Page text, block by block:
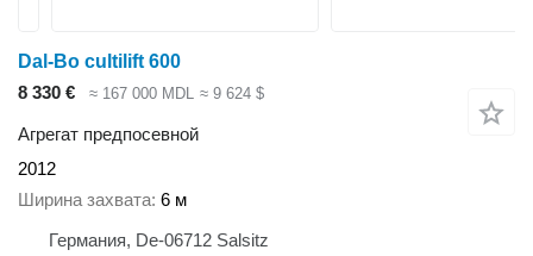
Dal-Bo cultilift 600
8 330 €
≈ 167 000 MDL ≈ 9 624 $
Агрегат предпосевной
2012
Ширина захвата 6 м
Германия, De-06712 Salsitz